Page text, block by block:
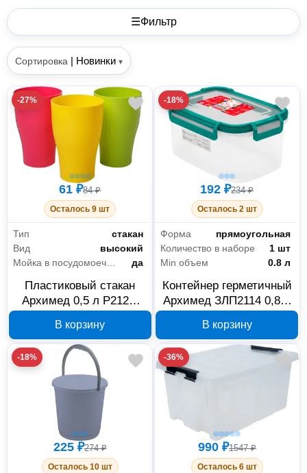
☰Фильтр
Сортировка | Новинки ▾
-27%
61 ₽84 ₽
Осталось 9 шт
Тип
стакан
Вид
высокий
да
Пластиковый стакан
Архимед 0,5 л Р2125,
В корзину
-18%
192 ₽234 ₽
Осталось 2 шт
Форма
прямоугольная
Количество в наборе
1 шт
Min объем
0.8 л
Контейнер герметичный
Архимед ЗЛП2114 0,8 л
В корзину
-18%
225 ₽274 ₽
Осталось 10 шт
-36%
990 ₽1547 ₽
Осталось 6 шт